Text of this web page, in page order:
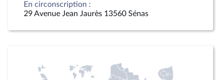
En circonscription :
29 Avenue Jean Jaurès 13560 Sénas